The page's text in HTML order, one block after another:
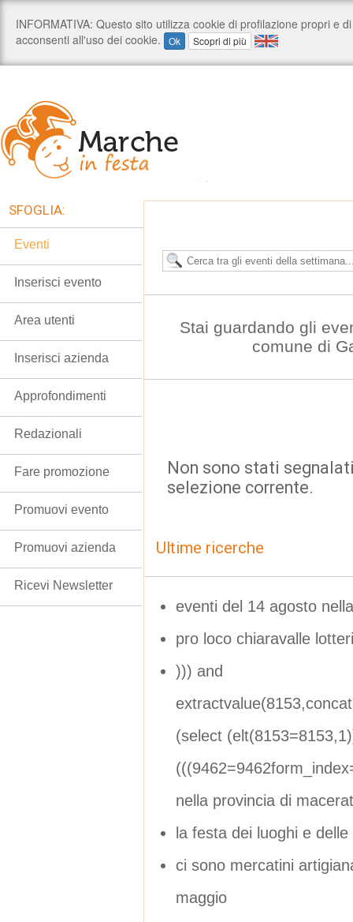
Stai guardando gli
comune di
Non sono stati
selezione corrente.
Ultime ricerche
eventi del 14 agosto
pro loco chiaravalle
))) and
(select
nella provincia di
la festa dei luoghi e delle
ci sono mercatini
maggio
SFOGLIA:
Eventi
Inserisci evento
Area utenti
Inserisci azienda
Approfondimenti
Redazionali
Fare promozione
Promuovi evento
Promuovi azienda
Ricevi Newsletter